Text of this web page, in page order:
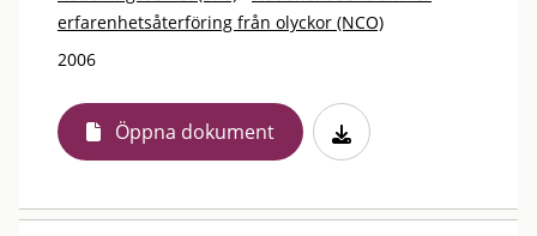
erfarenhetsåterföring från olyckor (NCO)
2006
Öppna dokument